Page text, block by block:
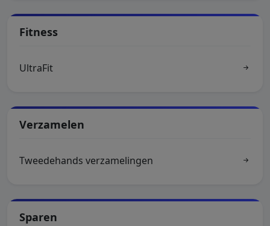
Fitness
UltraFit
Verzamelen
Tweedehands verzamelingen
Sparen